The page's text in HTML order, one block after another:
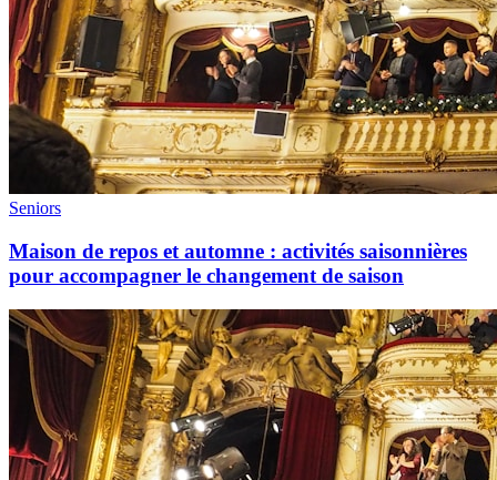
Seniors
Maison de repos et automne : activités saisonnières
pour accompagner le changement de saison